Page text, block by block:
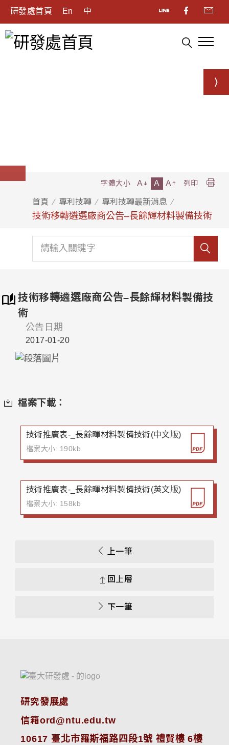
研發處首頁 En 中
首頁 專利技轉 專利技轉最新消息
技術移轉遴選廠商公告–長餘輝材料製備技術
字體大小 A A A 列印
技術移轉遴選廠商公告–長餘輝材料製備技
術
公告日期
2017-01-20
檔案下載：
技術推廣表-_長餘暉材料製備技術(中文版)
檔案大小: 190kb
技術推廣表-_長餘暉材料製備技術(英文版)
檔案大小: 158kb
上一筆
回上層
下一筆
研究發展處
信箱ord@ntu.edu.tw
10617 臺北市羅斯福路四段1號 禮賢樓 6樓